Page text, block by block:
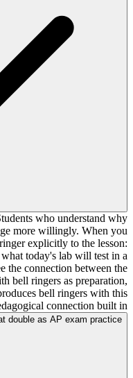
who understand why
more willingly. When you
explicitly to the lesson:
today's lab will test in a
the connection between the
bell ringers as preparation,
bell ringers with this
connection built in.
double as AP exam practice?